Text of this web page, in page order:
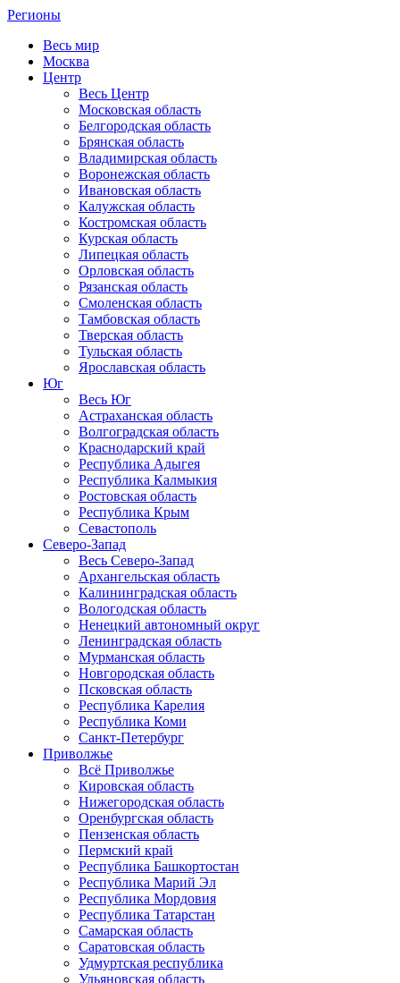
Регионы
Весь мир
Москва
Центр
Весь Центр
Московская область
Белгородская область
Брянская область
Владимирская область
Воронежская область
Ивановская область
Калужская область
Костромская область
Курская область
Липецкая область
Орловская область
Рязанская область
Смоленская область
Тамбовская область
Тверская область
Тульская область
Ярославская область
Юг
Весь Юг
Астраханская область
Волгоградская область
Краснодарский край
Республика Адыгея
Республика Калмыкия
Ростовская область
Республика Крым
Севастополь
Северо-Запад
Весь Северо-Запад
Архангельская область
Калининградская область
Вологодская область
Ненецкий автономный округ
Ленинградская область
Мурманская область
Новгородская область
Псковская область
Республика Карелия
Республика Коми
Санкт-Петербург
Приволжье
Всё Приволжье
Кировская область
Нижегородская область
Оренбургская область
Пензенская область
Пермский край
Республика Башкортостан
Республика Марий Эл
Республика Мордовия
Республика Татарстан
Самарская область
Саратовская область
Удмуртская республика
Ульяновская область